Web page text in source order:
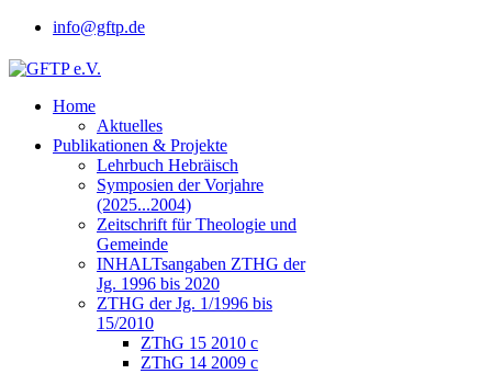
info@gftp.de
Home
Aktuelles
Publikationen & Projekte
Lehrbuch Hebräisch
Symposien der Vorjahre
(2025...2004)
Zeitschrift für Theologie und
Gemeinde
INHALTsangaben ZTHG der
Jg. 1996 bis 2020
ZTHG der Jg. 1/1996 bis
15/2010
ZThG 15 2010 c
ZThG 14 2009 c